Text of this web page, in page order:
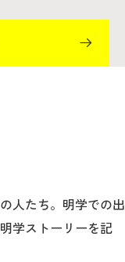
人たち。 明学での出
学ストーリーを記